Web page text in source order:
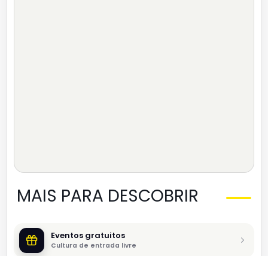
MAIS PARA DESCOBRIR
Eventos gratuitos
Cultura de entrada livre